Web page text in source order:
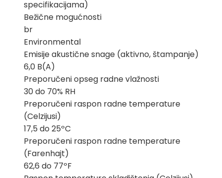
specifikacijama)
Bežične mogućnosti
br
Environmental
Emisije akustične snage (aktivno, štampanje)
6,0 B(A)
Preporučeni opseg radne vlažnosti
30 do 70% RH
Preporučeni raspon radne temperature
(Celzijusi)
17,5 do 25ºC
Preporučeni raspon radne temperature
(Farenhajt)
62,6 do 77ºF